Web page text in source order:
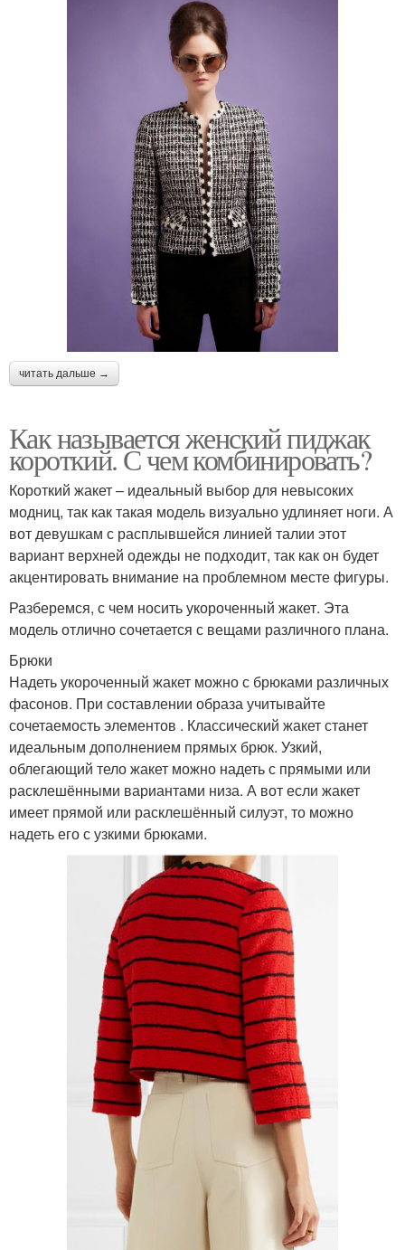
читать дальше →
Как называется женский пиджак
короткий. С чем комбинировать?
Короткий жакет – идеальный выбор для невысоких
модниц, так как такая модель визуально удлиняет ноги. А
вот девушкам с расплывшейся линией талии этот
вариант верхней одежды не подходит, так как он будет
акцентировать внимание на проблемном месте фигуры.
Разберемся, с чем носить укороченный жакет. Эта
модель отлично сочетается с вещами различного плана.
Брюки
Надеть укороченный жакет можно с брюками различных
фасонов. При составлении образа учитывайте
сочетаемость элементов . Классический жакет станет
идеальным дополнением прямых брюк. Узкий,
облегающий тело жакет можно надеть с прямыми или
расклешёнными вариантами низа. А вот если жакет
имеет прямой или расклешённый силуэт, то можно
надеть его с узкими брюками.